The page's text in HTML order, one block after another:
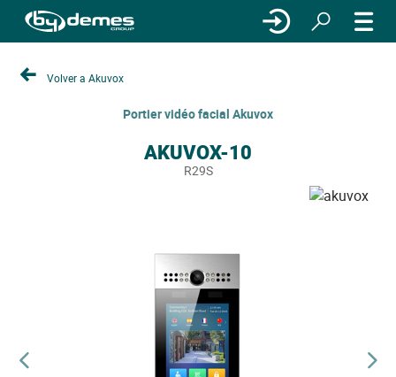
Volver a Akuvox
Portier vidéo facial Akuvox
AKUVOX-10
R29S